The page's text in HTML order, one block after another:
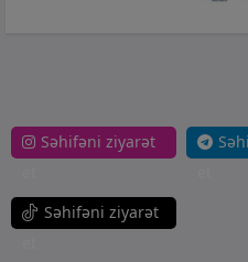
Səhifəni ziyarət
Səhifəni ziyarət